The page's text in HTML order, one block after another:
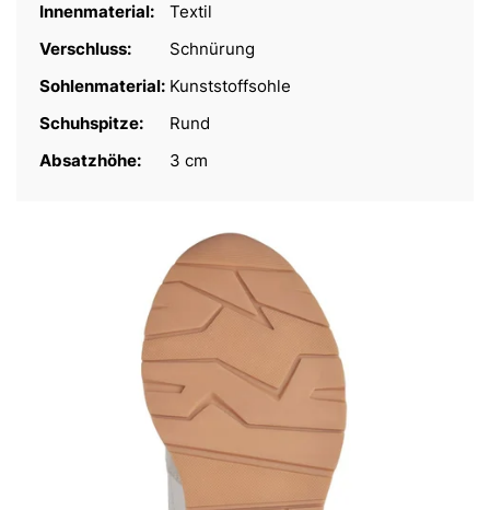
Innenmaterial:
Textil
Verschluss:
Schnürung
Sohlenmaterial: Kunststoffsohle
Schuhspitze:
Rund
Absatzhöhe:
3 cm